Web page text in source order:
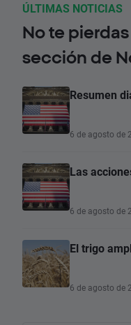
ÚLTIMAS NOTICIAS
No te
sección de
Resumen
6 de agosto de
Las
6 de agosto de
El trigo
6 de agosto de